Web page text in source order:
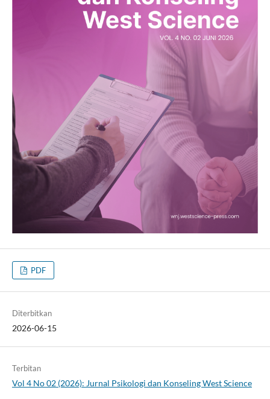
PDF
Diterbitkan
2026-06-15
Terbitan
Vol 4 No 02 (2026): Jurnal Psikologi dan Konseling West Science